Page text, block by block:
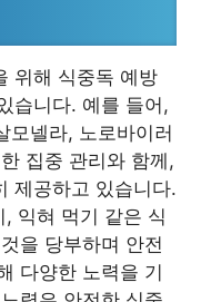
위해 식중독 예방
습니다. 예를 들어,
모넬라, 노로바이러
집중 관리와 함께,
제공하고 있습니다.
익혀 먹기 같은 식
을 당부하며 안전
다양한 노력을 기